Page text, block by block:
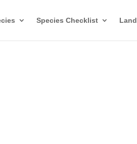
Species Checklist